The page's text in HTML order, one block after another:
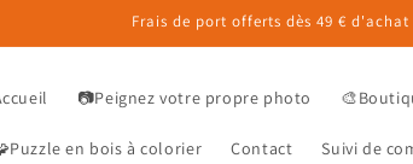
Frais de port offerts dès 49 € d'achat
📷Peignez votre propre photo
en bois à colorier Contact Suivi de